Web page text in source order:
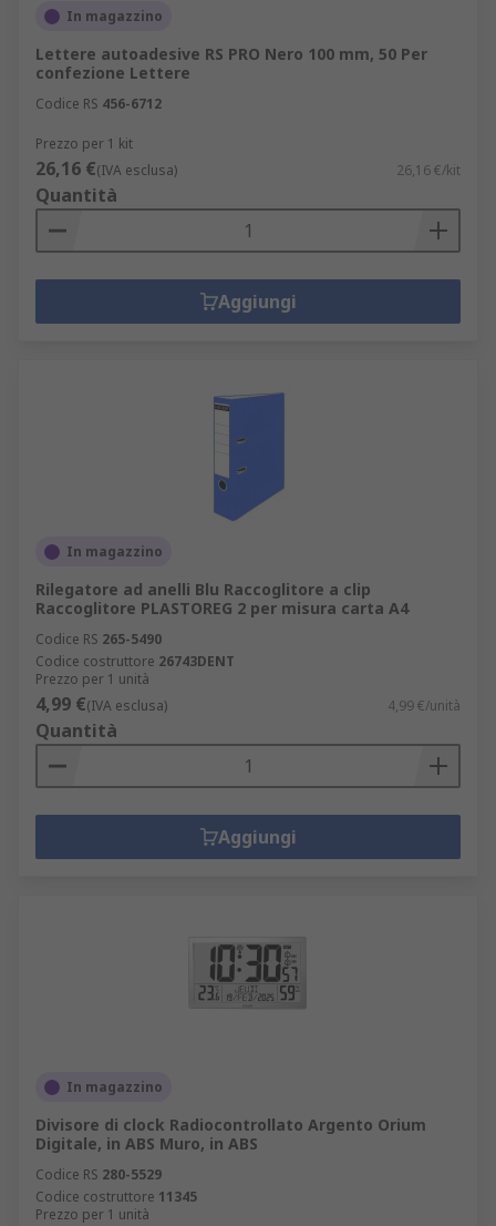
In magazzino
Lettere autoadesive RS PRO Nero 100 mm, 50 Per
confezione Lettere
Codice RS 456-6712
Prezzo per 1 kit
26,16 €(IVA esclusa) 26,16 €/kit
Quantità
Aggiungi
In magazzino
Rilegatore ad anelli Blu Raccoglitore a clip
Raccoglitore PLASTOREG 2 per misura carta A4
Codice RS 265-5490
Codice costruttore 26743DENT
Prezzo per 1 unità
4,99 €(IVA esclusa) 4,99 €/unità
Quantità
Aggiungi
In magazzino
Divisore di clock Radiocontrollato Argento Orium
Digitale, in ABS Muro, in ABS
Codice RS 280-5529
Codice costruttore 11345
Prezzo per 1 unità